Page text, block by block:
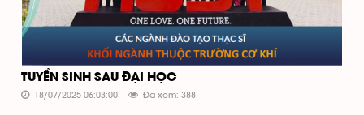
TUYỂN SINH SAU ĐẠI HỌC
18/07/2025 06:03:00 Đã xem: 388